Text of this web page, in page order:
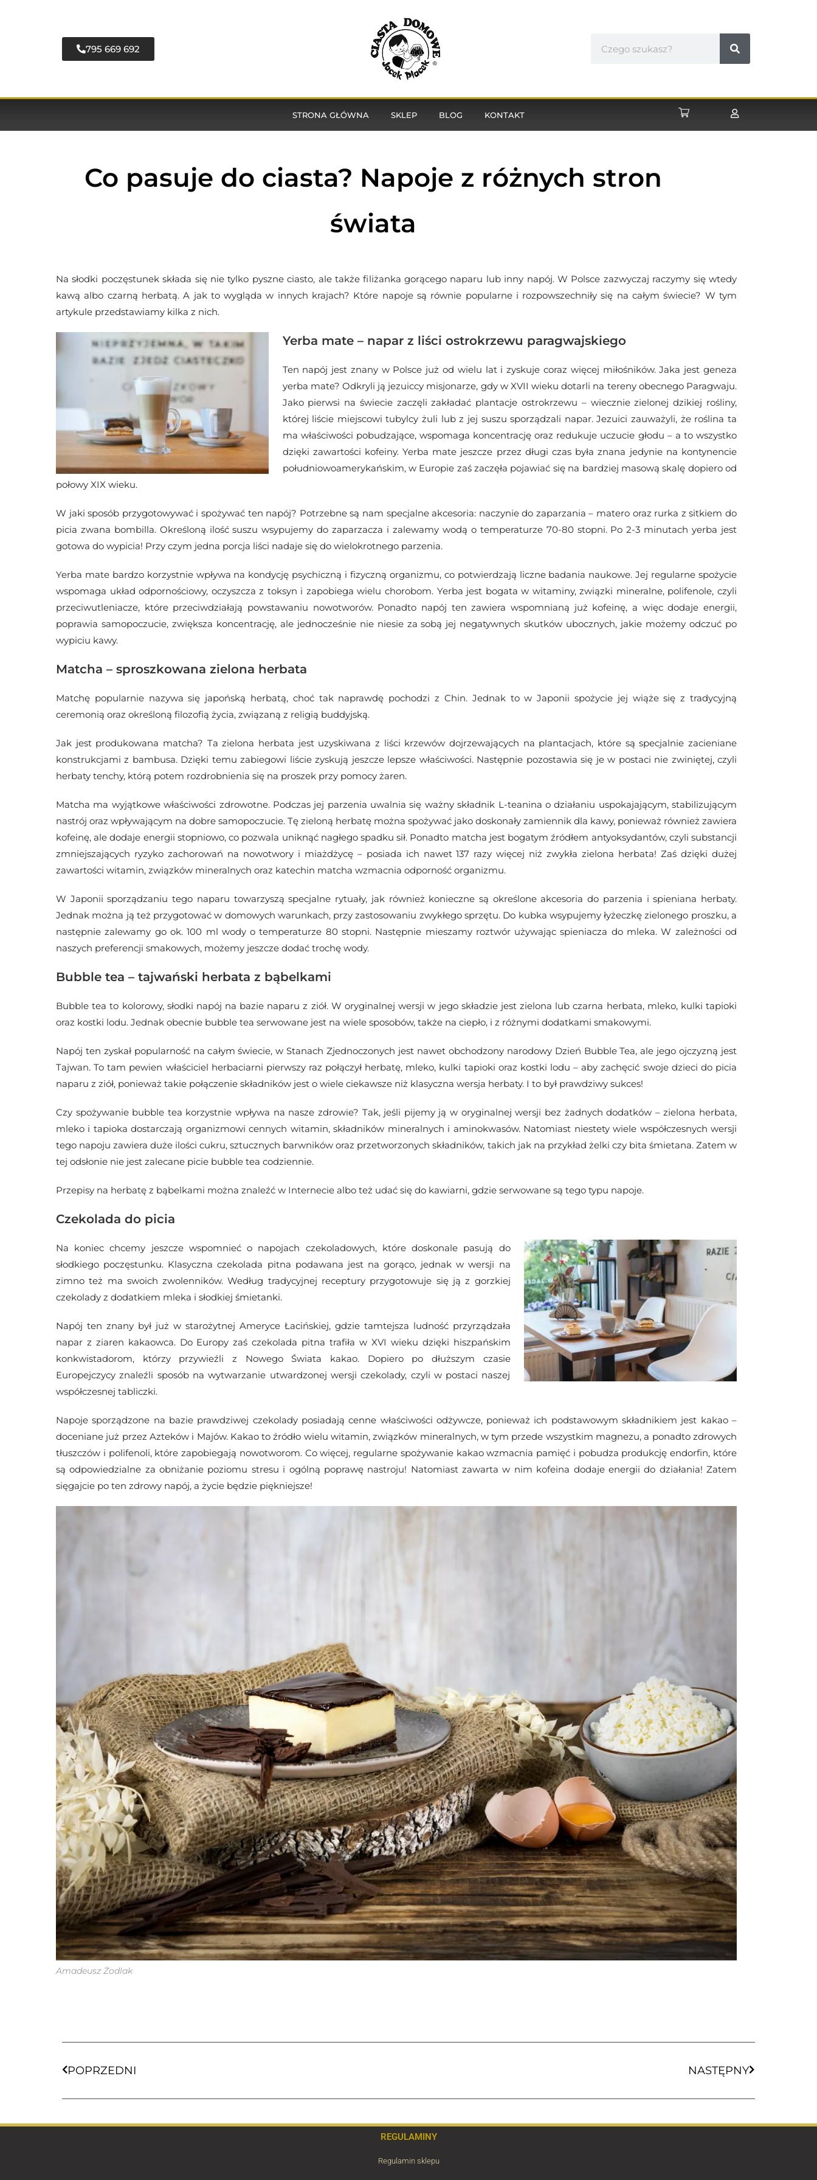
795 669 692
STRONA GŁÓWNA SKLEP BLOG KONTAKT
Co pasuje do ciasta? Napoje z różnych stron
świata
Na słodki poczęstunek składa się nie tylko pyszne ciasto, ale także filiżanka gorącego naparu lub inny napój. W Polsce zazwyczaj raczymy się wtedy
kawą albo czarną herbatą. A jak to wygląda w innych krajach? Które napoje są równie popularne i rozpowszechniły się na całym świecie? W tym
artykule przedstawiamy kilka z nich.
Yerba mate – napar z liści ostrokrzewu paragwajskiego
Ten napój jest znany w Polsce już od wielu lat i zyskuje coraz więcej miłośników. Jaka jest geneza
yerba mate? Odkryli ją jezuiccy misjonarze, gdy w XVII wieku dotarli na tereny obecnego Paragwaju.
Jako pierwsi na świecie zaczęli zakładać plantacje ostrokrzewu – wiecznie zielonej dzikiej rośliny,
której liście miejscowi tubylcy żuli lub z jej suszu sporządzali napar. Jezuici zauważyli, że roślina ta
ma właściwości pobudzające, wspomaga koncentrację oraz redukuje uczucie głodu – a to wszystko
dzięki zawartości kofeiny. Yerba mate jeszcze przez długi czas była znana jedynie na kontynencie
południowoamerykańskim, w Europie zaś zaczęła pojawiać się na bardziej masową skalę dopiero od
połowy XIX wieku.
W jaki sposób przygotowywać i spożywać ten napój? Potrzebne są nam specjalne akcesoria: naczynie do zaparzania – matero oraz rurka z sitkiem do
picia zwana bombilla. Określoną ilość suszu wsypujemy do zaparzacza i zalewamy wodą o temperaturze 70-80 stopni. Po 2-3 minutach yerba jest
gotowa do wypicia! Przy czym jedna porcja liści nadaje się do wielokrotnego parzenia.
Yerba mate bardzo korzystnie wpływa na kondycję psychiczną i fizyczną organizmu, co potwierdzają liczne badania naukowe. Jej regularne spożycie
wspomaga układ odpornościowy, oczyszcza z toksyn i zapobiega wielu chorobom. Yerba jest bogata w witaminy, związki mineralne, polifenole, czyli
przeciwutleniacze, które przeciwdziałają powstawaniu nowotworów. Ponadto napój ten zawiera wspomnianą już kofeinę, a więc dodaje energii,
poprawia samopoczucie, zwiększa koncentrację, ale jednocześnie nie niesie za sobą jej negatywnych skutków ubocznych, jakie możemy odczuć po
wypiciu kawy.
Matcha – sproszkowana zielona herbata
Matchę popularnie nazywa się japońską herbatą, choć tak naprawdę pochodzi z Chin. Jednak to w Japonii spożycie jej wiąże się z tradycyjną
ceremonią oraz określoną filozofią życia, związaną z religią buddyjską.
Jak jest produkowana matcha? Ta zielona herbata jest uzyskiwana z liści krzewów dojrzewających na plantacjach, które są specjalnie zacieniane
konstrukcjami z bambusa. Dzięki temu zabiegowi liście zyskują jeszcze lepsze właściwości. Następnie pozostawia się je w postaci nie zwiniętej, czyli
herbaty tenchy, którą potem rozdrobnienia się na proszek przy pomocy żaren.
Matcha ma wyjątkowe właściwości zdrowotne. Podczas jej parzenia uwalnia się ważny składnik L-teanina o działaniu uspokajającym, stabilizującym
nastrój oraz wpływającym na dobre samopoczucie. Tę zieloną herbatę można spożywać jako doskonały zamiennik dla kawy, ponieważ również zawiera
kofeinę, ale dodaje energii stopniowo, co pozwala uniknąć nagłego spadku sił. Ponadto matcha jest bogatym źródłem antyoksydantów, czyli substancji
zmniejszających ryzyko zachorowań na nowotwory i miażdżycę – posiada ich nawet 137 razy więcej niż zwykła zielona herbata! Zaś dzięki dużej
zawartości witamin, związków mineralnych oraz katechin matcha wzmacnia odporność organizmu.
W Japonii sporządzaniu tego naparu towarzyszą specjalne rytuały, jak również konieczne są określone akcesoria do parzenia i spieniana herbaty.
Jednak można ją też przygotować w domowych warunkach, przy zastosowaniu zwykłego sprzętu. Do kubka wsypujemy łyżeczkę zielonego proszku, a
następnie zalewamy go ok. 100 ml wody o temperaturze 80 stopni. Następnie mieszamy roztwór używając spieniacza do mleka. W zależności od
naszych preferencji smakowych, możemy jeszcze dodać trochę wody.
Bubble tea – tajwański herbata z bąbelkami
Bubble tea to kolorowy, słodki napój na bazie naparu z ziół. W oryginalnej wersji w jego składzie jest zielona lub czarna herbata, mleko, kulki tapioki
oraz kostki lodu. Jednak obecnie bubble tea serwowane jest na wiele sposobów, także na ciepło, i z różnymi dodatkami smakowymi.
Napój ten zyskał popularność na całym świecie, w Stanach Zjednoczonych jest nawet obchodzony narodowy Dzień Bubble Tea, ale jego ojczyzną jest
Tajwan. To tam pewien właściciel herbaciarni pierwszy raz połączył herbatę, mleko, kulki tapioki oraz kostki lodu – aby zachęcić swoje dzieci do picia
naparu z ziół, ponieważ takie połączenie składników jest o wiele ciekawsze niż klasyczna wersja herbaty. I to był prawdziwy sukces!
Czy spożywanie bubble tea korzystnie wpływa na nasze zdrowie? Tak, jeśli pijemy ją w oryginalnej wersji bez żadnych dodatków – zielona herbata,
mleko i tapioka dostarczają organizmowi cennych witamin, składników mineralnych i aminokwasów. Natomiast niestety wiele współczesnych wersji
tego napoju zawiera duże ilości cukru, sztucznych barwników oraz przetworzonych składników, takich jak na przykład żelki czy bita śmietana. Zatem w
tej odsłonie nie jest zalecane picie bubble tea codziennie.
Przepisy na herbatę z bąbelkami można znaleźć w Internecie albo też udać się do kawiarni, gdzie serwowane są tego typu napoje.
Czekolada do picia
Na koniec chcemy jeszcze wspomnieć o napojach czekoladowych, które doskonale pasują do
słodkiego poczęstunku. Klasyczna czekolada pitna podawana jest na gorąco, jednak w wersji na
zimno też ma swoich zwolenników. Według tradycyjnej receptury przygotowuje się ją z gorzkiej
czekolady z dodatkiem mleka i słodkiej śmietanki.
Napój ten znany był już w starożytnej Ameryce Łacińskiej, gdzie tamtejsza ludność przyrządzała
napar z ziaren kakaowca. Do Europy zaś czekolada pitna trafiła w XVI wieku dzięki hiszpańskim
konkwistadorom, którzy przywieźli z Nowego Świata kakao. Dopiero po dłuższym czasie
Europejczycy znaleźli sposób na wytwarzanie utwardzonej wersji czekolady, czyli w postaci naszej
współczesnej tabliczki.
Napoje sporządzone na bazie prawdziwej czekolady posiadają cenne właściwości odżywcze, ponieważ ich podstawowym składnikiem jest kakao –
doceniane już przez Azteków i Majów. Kakao to źródło wielu witamin, związków mineralnych, w tym przede wszystkim magnezu, a ponadto zdrowych
tłuszczów i polifenoli, które zapobiegają nowotworom. Co więcej, regularne spożywanie kakao wzmacnia pamięć i pobudza produkcję endorfin, które
są odpowiedzialne za obniżanie poziomu stresu i ogólną poprawę nastroju! Natomiast zawarta w nim kofeina dodaje energii do działania! Zatem
sięgajcie po ten zdrowy napój, a życie będzie piękniejsze!
Amadeusz Żodlak
POPRZEDNI NASTĘPNY
REGULAMINY
Regulamin sklepu